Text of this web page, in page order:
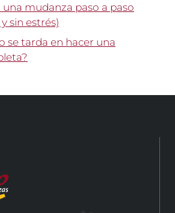
mudanza paso a paso
sin estrés)
se tarda en hacer una